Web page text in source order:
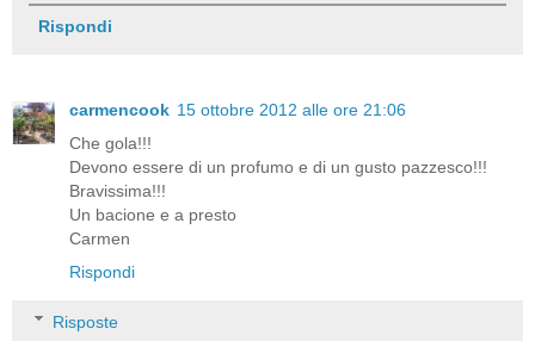
Rispondi
carmencook 15 ottobre 2012 alle ore 21:06
Che gola!!!
Devono essere di un profumo e di un gusto pazzesco!!!
Bravissima!!!
Un bacione e a presto
Carmen
Rispondi
Risposte